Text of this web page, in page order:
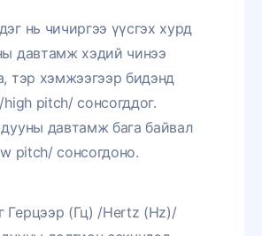
нь чичиргээ үүсгэх хурд
давтамж хэдий чинээ
тэр хэмжээгээр бидэнд
pitch/ сонсогддог.
давтамж бага байвал
pitch/ сонсогдоно.
Герцээр (Гц) /Hertz (Hz)/